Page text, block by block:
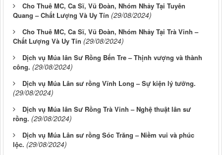
Cho Thuê MC, Ca Sĩ, Vũ Đoàn, Nhóm Nhảy Tại Tuyên
Quang – Chất Lượng Và Uy Tín (29/08/2024)
Cho Thuê MC, Ca Sĩ, Vũ Đoàn, Nhóm Nhảy Tại Trà Vinh –
Chất Lượng Và Uy Tín (29/08/2024)
Dịch vụ Múa lân Sư Rồng Bến Tre – Thịnh vượng và thành
công. (29/08/2024)
Dịch vụ Múa Lân sư rồng Vĩnh Long – Sự kiện lý tưởng.
(29/08/2024)
Dịch vụ Múa lân Sư Rồng Trà Vinh – Nghệ thuật lân sư
rồng. (29/08/2024)
Dịch vụ Múa Lân sư rồng Sóc Trăng – Niềm vui và phúc
lộc. (29/08/2024)